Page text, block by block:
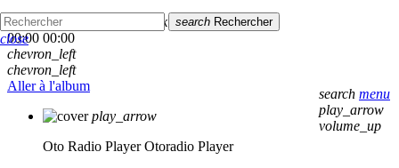
skip_previous
skip_next
00:00 00:00
chevron_left
chevron_left
Aller à l'album
play_arrow
Oto Radio Player Otoradio Player
search menu
play_arrow
volume_up
search Rechercher
close